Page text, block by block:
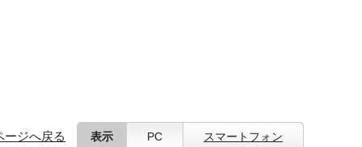
ージへ戻る 表示 PC スマートフォン